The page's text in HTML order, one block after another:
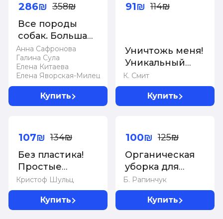
Анна Сафронова
Галина Сула
Елена Китаева
Елена Яворская-Милешкина
Все породы
собак. Большая
иллюстрированная
энциклопедия
286₪ 358₪
Купить
К. Смит
Уничтожь меня!
Уникальный
блокнот для
творческих
людей (темный)
journal)
91₪ 114₪
Купить
Кристоф Шульц
Без пластика!
Простые
рецепты
экологичной
жизни
107₪ 134₪
Купить
Б. Рапинчук
Органическая
уборка для
безопасности
всей семьи.
Дом без химии
100₪ 125₪
Купить